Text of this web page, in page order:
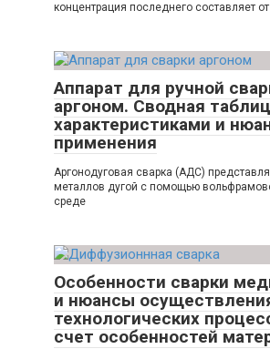
концентрация последнего составляет
Аппарат для ручной
аргоном. Сводная
характеристиками и
применения
Аргонодуговая сварка (АДС)
металлов дугой с помощью
среде
Особенности сварки
и нюансы
технологических
счет особенностей